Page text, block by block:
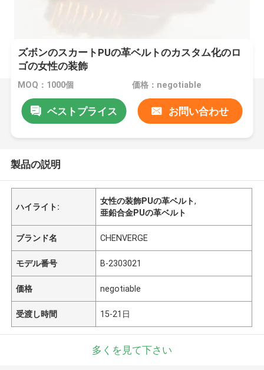
ズボンのスカートPUの革ベルトのカスタム化のロ
ゴの女性の装飾
MOQ：1000個 価格：negotiable
ベストプライス お問い合わせ
製品の説明
ハイライト:
女性の装飾PUの革ベルト,
亜鉛合金PUの革ベルト
ブランド名 CHENVERGE
モデル番号 B-2303021
価格 negotiable
受渡し時間 15-21日
多くを見て下さい